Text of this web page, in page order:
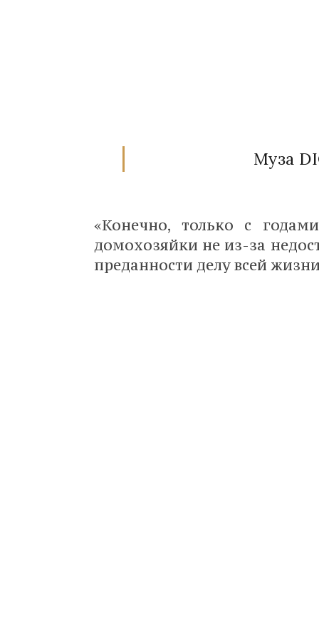
Муза
«Конечно, только с
домохозяйки не из-за
преданности делу всей